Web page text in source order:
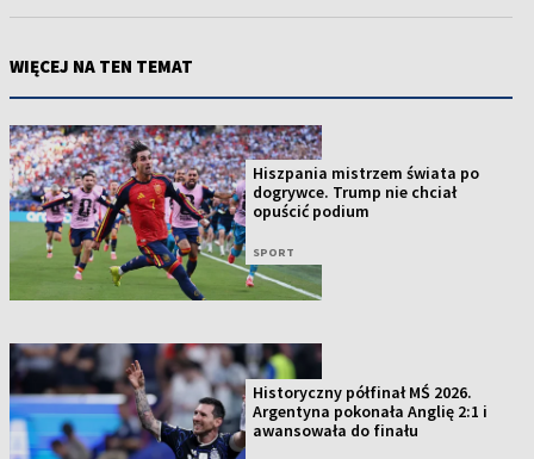
WIĘCEJ NA TEN TEMAT
Hiszpania mistrzem świata po
dogrywce. Trump nie chciał
opuścić podium
SPORT
Historyczny półfinał MŚ 2026.
Argentyna pokonała Anglię 2:1 i
awansowała do finału